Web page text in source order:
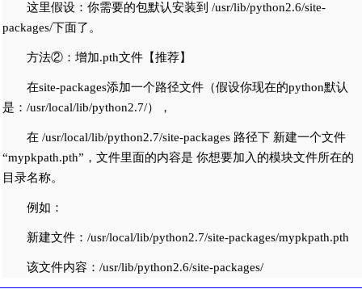
这里假设：你需要的包默认安装到 /usr/lib/python2.6/site-
packages/下面了。
方法②：增加.pth文件【推荐】
在site-packages添加一个路径文件（假设你现在的python默认
是：/usr/local/lib/python2.7/），
在 /usr/local/lib/python2.7/site-packages 路径下 新建一个文件
“mypkpath.pth”，文件里面的内容是 你想要加入的模块文件所在的
目录名称。
例如：
新建文件：/usr/local/lib/python2.7/site-packages/mypkpath.pth
该文件内容：/usr/lib/python2.6/site-packages/